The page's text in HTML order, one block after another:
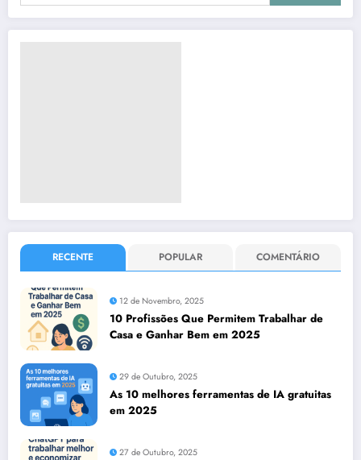
RECENTE POPULAR COMENTÁRIO
12 de Novembro, 2025
10 Profissões Que Permitem Trabalhar de
Casa e Ganhar Bem em 2025
29 de Outubro, 2025
As 10 melhores ferramentas de IA gratuitas
em 2025
27 de Outubro, 2025